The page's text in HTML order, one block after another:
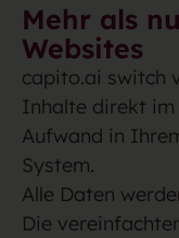
Mehr als
Websites
capito.ai switch
Inhalte direkt im
Aufwand in
System.
Alle Daten
Die